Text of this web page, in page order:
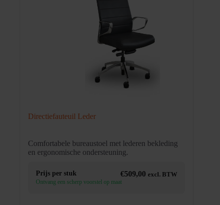
Directiefauteuil Leder
Comfortabele bureaustoel met lederen bekleding
en ergonomische ondersteuning.
Prijs per stuk €509,00 excl. BTW
Ontvang een scherp voorstel op maat